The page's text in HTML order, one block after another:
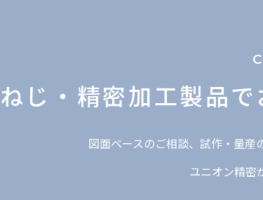
じ・精密加工製品で
図面ベースのご相談、試作・量産
ユニオン精密